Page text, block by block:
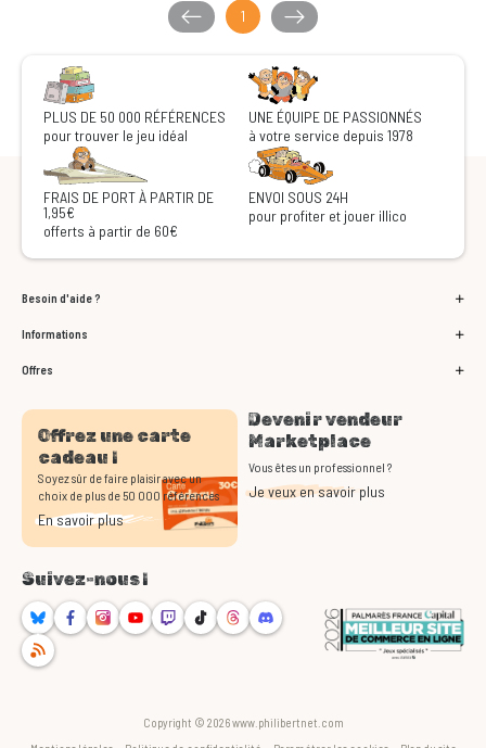
1
PLUS DE 50 000 RÉFÉRENCES
pour trouver le jeu idéal
UNE ÉQUIPE DE PASSIONNÉS
à votre service depuis 1978
FRAIS DE PORT À PARTIR DE
1,95€
offerts à partir de 60€
ENVOI SOUS 24H
pour profiter et jouer illico
Besoin d'aide ?
Informations
Offres
Offrez une carte
cadeau !
Soyez sûr de faire plaisir avec un
choix de plus de 50 000 références
En savoir plus
Devenir vendeur
Marketplace
Vous êtes un professionnel ?
Je veux en savoir plus
Suivez-nous !
BlueskyFacebookInstagram
YoutubeTwitchTikTokThreadsDiscord
RSS
Copyright © 2026 www.philibertnet.com